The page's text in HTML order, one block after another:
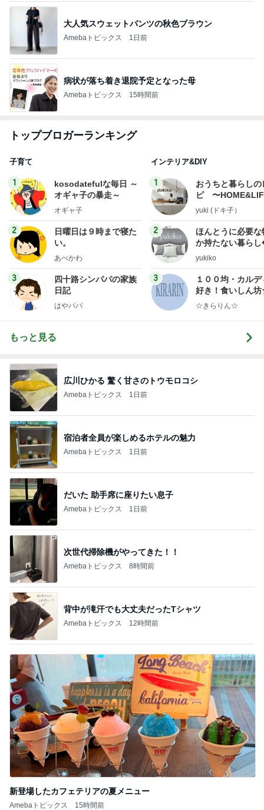
大人気スウェットパンツの秋色ブラウン
Amebaトピックス 1日前
病状が落ち着き退院予定となった母
Amebaトピックス 15時間前
トップブロガーランキング
子育て
1
kosodatefulな毎日 ～
オギャ子の暴走～
オギャ子
2
日曜日は９時まで寝た
い。
あべかわ
3
四十路シンパパの家族
日記
はやパパ
インテリア&DIY
1
おうちと暮らしの
ピ 〜
yuki (ドキ子）
2
ほんとうに必要な
か持たない暮ら
ep Life Simple◆
yukiko
3
１００均・カルデ
好き！食いしん
らりん☆のブログ
☆きらりん☆
もっと見る
広川ひかる 驚く甘さのトウモロコシ
Amebaトピックス 1日前
宿泊者全員が楽しめるホテルの魅力
Amebaトピックス 1日前
だいた 助手席に座りたい息子
Amebaトピックス 1日前
次世代掃除機がやってきた！！
Amebaトピックス 8時間前
背中が滝汗でも大丈夫だったTシャツ
Amebaトピックス 12時間前
新登場したカフェテリアの夏メニュー
Amebaトピックス 15時間前